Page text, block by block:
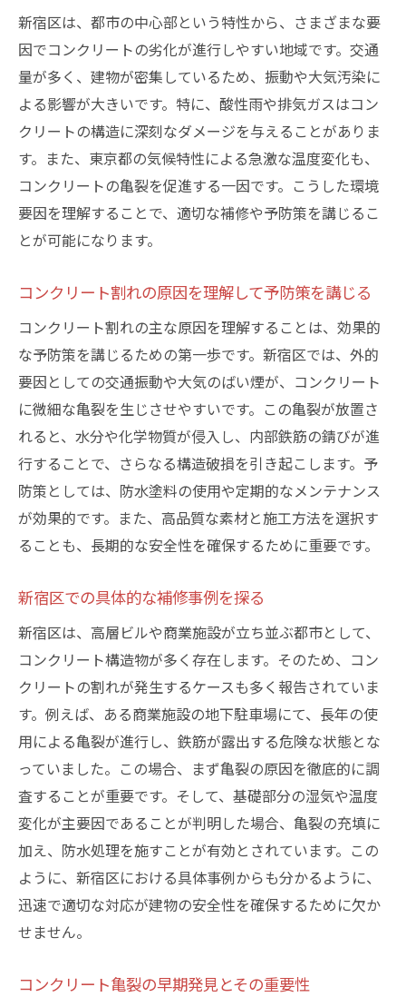
法
最新技術で実現する新宿区のコンクリート割れ
修理の進化
新宿区で導入されている最新補修技術
コンクリート割れ修理における革新的アプ
ローチ
新宿区の最新技術による施工事例
耐久性を高める新技術の実用化
新宿区における技術革新の具体例
未来のコンクリート修理技術の展望
京都新宿区のポイント
コンクリートの耐久性を向上させる方法
新宿区で採用されているメンテナンス技術
長期的なコンクリートの保護手法について
定期点検の重要性とその効果
新宿区の持続可能なコンクリート管理戦略
コンクリートの寿命を延ばすための新しい
アプローチ
クリート亀裂補修法
都市環境に適したコンクリート補修とは
住環境を守るための新宿区の取り組み
コンクリート修理が都市環境に与える影響
新宿区における環境配慮型の補修方法
効果的な補修法で都市の安全を確保
持続可能な都市環境のための修理戦略
新宿区のコンクリート割れを防ぐ新しいアプロ
ーチとその効果
新しい補修材料の紹介とその効果
新宿区で試みられるコンクリート保護策
地域環境に配慮した新アプローチの効果
新宿区は、都市の中心部という特性から、さまざまな要
因でコンクリートの劣化が進行しやすい地域です。交通
量が多く、建物が密集しているため、振動や大気汚染に
よる影響が大きいです。特に、酸性雨や排気ガスはコン
クリートの構造に深刻なダメージを与えることがありま
す。また、東京都の気候特性による急激な温度変化も、
コンクリートの亀裂を促進する一因です。こうした環境
要因を理解することで、適切な補修や予防策を講じるこ
とが可能になります。
コンクリート割れの原因を理解して予防策を講じる
コンクリート割れの主な原因を理解することは、効果的
な予防策を講じるための第一歩です。新宿区では、外的
要因としての交通振動や大気のばい煙が、コンクリート
に微細な亀裂を生じさせやすいです。この亀裂が放置さ
れると、水分や化学物質が侵入し、内部鉄筋の錆びが進
行することで、さらなる構造破損を引き起こします。予
防策としては、防水塗料の使用や定期的なメンテナンス
が効果的です。また、高品質な素材と施工方法を選択す
ることも、長期的な安全性を確保するために重要です。
新宿区での具体的な補修事例を探る
新宿区は、高層ビルや商業施設が立ち並ぶ都市として、
コンクリート構造物が多く存在します。そのため、コン
クリートの割れが発生するケースも多く報告されていま
す。例えば、ある商業施設の地下駐車場にて、長年の使
用による亀裂が進行し、鉄筋が露出する危険な状態とな
っていました。この場合、まず亀裂の原因を徹底的に調
査することが重要です。そして、基礎部分の湿気や温度
変化が主要因であることが判明した場合、亀裂の充填に
加え、防水処理を施すことが有効とされています。この
ように、新宿区における具体事例からも分かるように、
迅速で適切な対応が建物の安全性を確保するために欠か
せません。
コンクリート亀裂の早期発見とその重要性